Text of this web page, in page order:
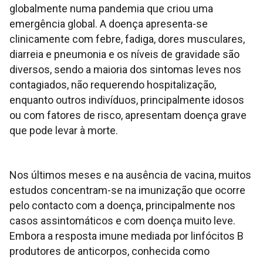
globalmente numa pandemia que criou uma
emergência global. A doença apresenta-se
clinicamente com febre, fadiga, dores musculares,
diarreia e pneumonia e os níveis de gravidade são
diversos, sendo a maioria dos sintomas leves nos
contagiados, não requerendo hospitalização,
enquanto outros indivíduos, principalmente idosos
ou com fatores de risco, apresentam doença grave
que pode levar à morte.
Nos últimos meses e na ausência de vacina, muitos
estudos concentram-se na imunização que ocorre
pelo contacto com a doença, principalmente nos
casos assintomáticos e com doença muito leve.
Embora a resposta imune mediada por linfócitos B
produtores de anticorpos, conhecida como